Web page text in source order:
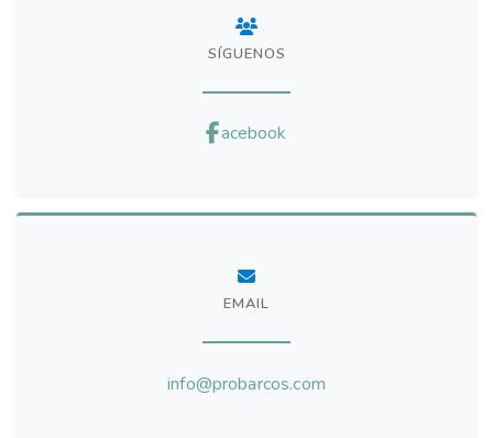
SÍGUENOS
acebook
EMAIL
info@probarcos.com